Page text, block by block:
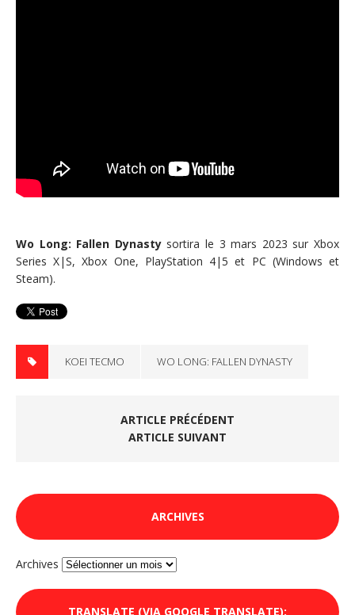
Wo Long: Fallen Dynastysortira le 3 mars 2023 sur Xbox
Series X|S, Xbox One, PlayStation 4|5 et PC (Windows et
Steam).
KOEI TECMO WO LONG: FALLEN DYNASTY
ARTICLE PRÉCÉDENT
ARTICLE SUIVANT
ARCHIVES
Archives
TRANSLATE (VIA GOOGLE TRANSLATE):